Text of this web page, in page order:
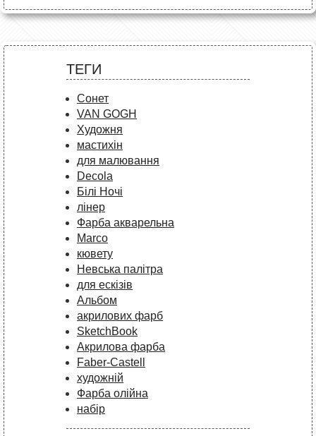
ТЕГИ
Сонет
VAN GOGH
Художня
мастихін
для малювання
Decola
Білі Ночі
лінер
Фарба акварельна
Marco
кювету
Невська палітра
для ескізів
Альбом
акрилових фарб
SketchBook
Акрилова фарба
Faber-Castell
художній
Фарба олійна
набір